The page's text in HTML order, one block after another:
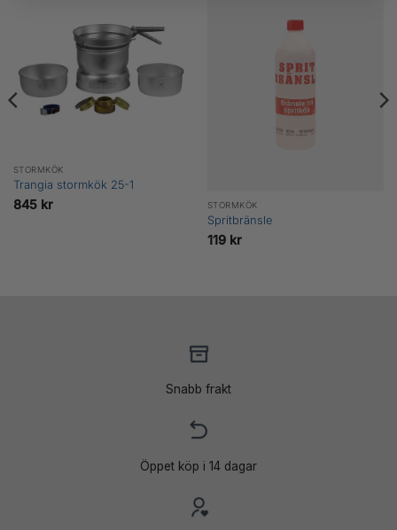
STORMKÖK
Trangia stormkök 25-1
845 kr STORMKÖK
Spritbränsle
119 kr
Snabb frakt
Öppet köp i 14 dagar